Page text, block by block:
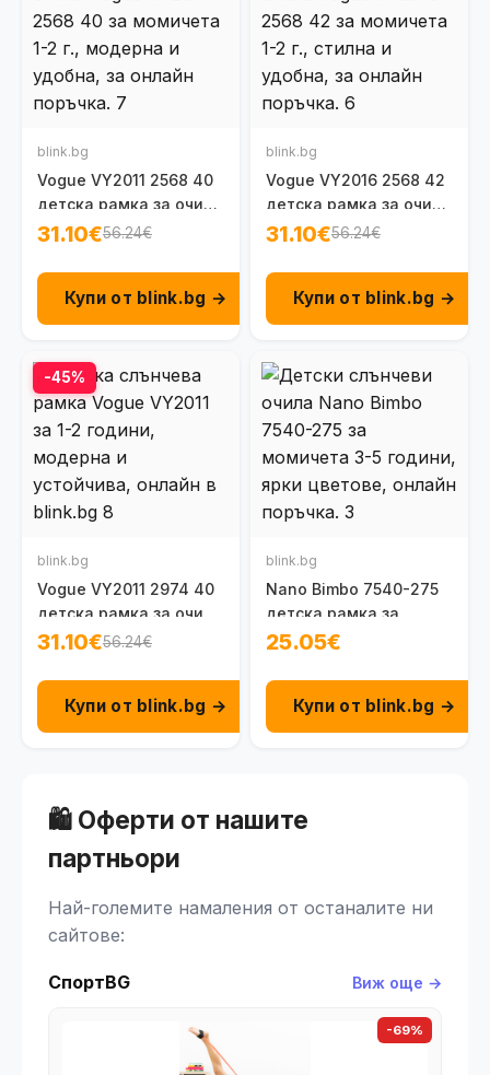
blink.bg
Vogue VY2011 2568 40
детска рамка за очила
за момичета 1-2 г.
31.10€56.24€
Купи от blink.bg →
blink.bg
Vogue VY2016 2568 42
детска рамка за очила
за момичета 1 - 2 г.
31.10€56.24€
Купи от blink.bg →
-45%
blink.bg
Vogue VY2011 2974 40
детска рамка за очила
за момчета 1-2 г.
31.10€56.24€
Купи от blink.bg →
blink.bg
Nano Bimbo 7540-275
детска рамка за
момиче 3 - 5 г.
25.05€
Купи от blink.bg →
🛍️ Оферти от нашите
партньори
Най-големите намаления от останалите ни
сайтове:
СпортBG Виж още →
-69%